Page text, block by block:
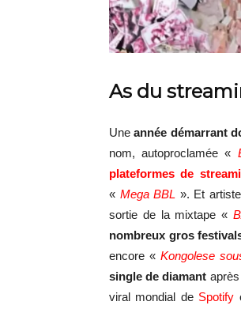
As du
Une année démarrant
nom, autoproclamée «
plateformes de
« Mega BBL ». Et
sortie de la mixtape «
nombreux gros
encore « Kongolese
single de diamant
viral mondial de Spotify